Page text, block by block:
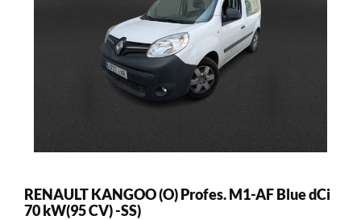
RENAULT KANGOO (O) Profes. M1-AF Blue dCi
70 kW(95 CV) -SS)